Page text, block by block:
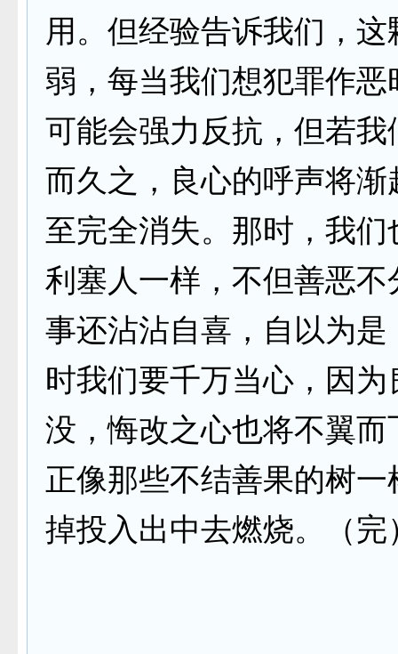
用。但经验告诉我们，
弱，每当我们想犯罪作
可能会强力反抗，但若
而久之，良心的呼声将
至完全消失。那时，我
利塞人一样，不但善恶
事还沾沾自喜，自以为
时我们要千万当心，因
没，悔改之心也将不翼
正像那些不结善果的树
掉投入出中去燃烧。（完